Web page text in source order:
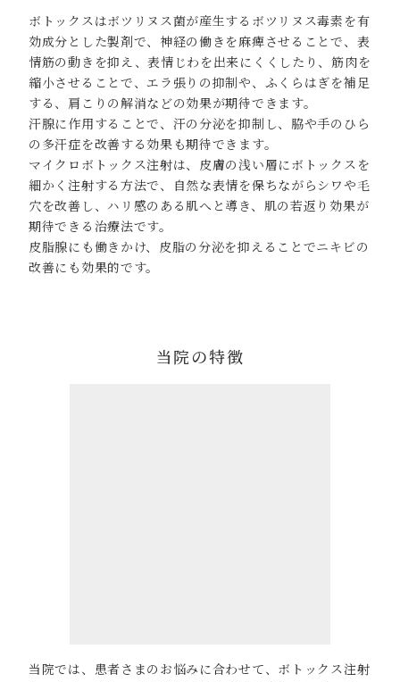
ボトックスはボツリヌス菌が産生するボツリヌス毒素を有
効成分とした製剤で、神経の働きを麻痺させることで、表
情筋の動きを抑え、表情じわを出来にくくしたり、筋肉を
縮小させることで、エラ張りの抑制や、ふくらはぎを補足
する、肩こりの解消などの効果が期待できます。
汗腺に作用することで、汗の分泌を抑制し、脇や手のひら
の多汗症を改善する効果も期待できます。
マイクロボトックス注射は、皮膚の浅い層にボトックスを
細かく注射する方法で、自然な表情を保ちながらシワや毛
穴を改善し、ハリ感のある肌へと導き、肌の若返り効果が
期待できる治療法です。
皮脂腺にも働きかけ、皮脂の分泌を抑えることでニキビの
改善にも効果的です。
当院の特徴
当院では、患者さまのお悩みに合わせて、ボトックス注射